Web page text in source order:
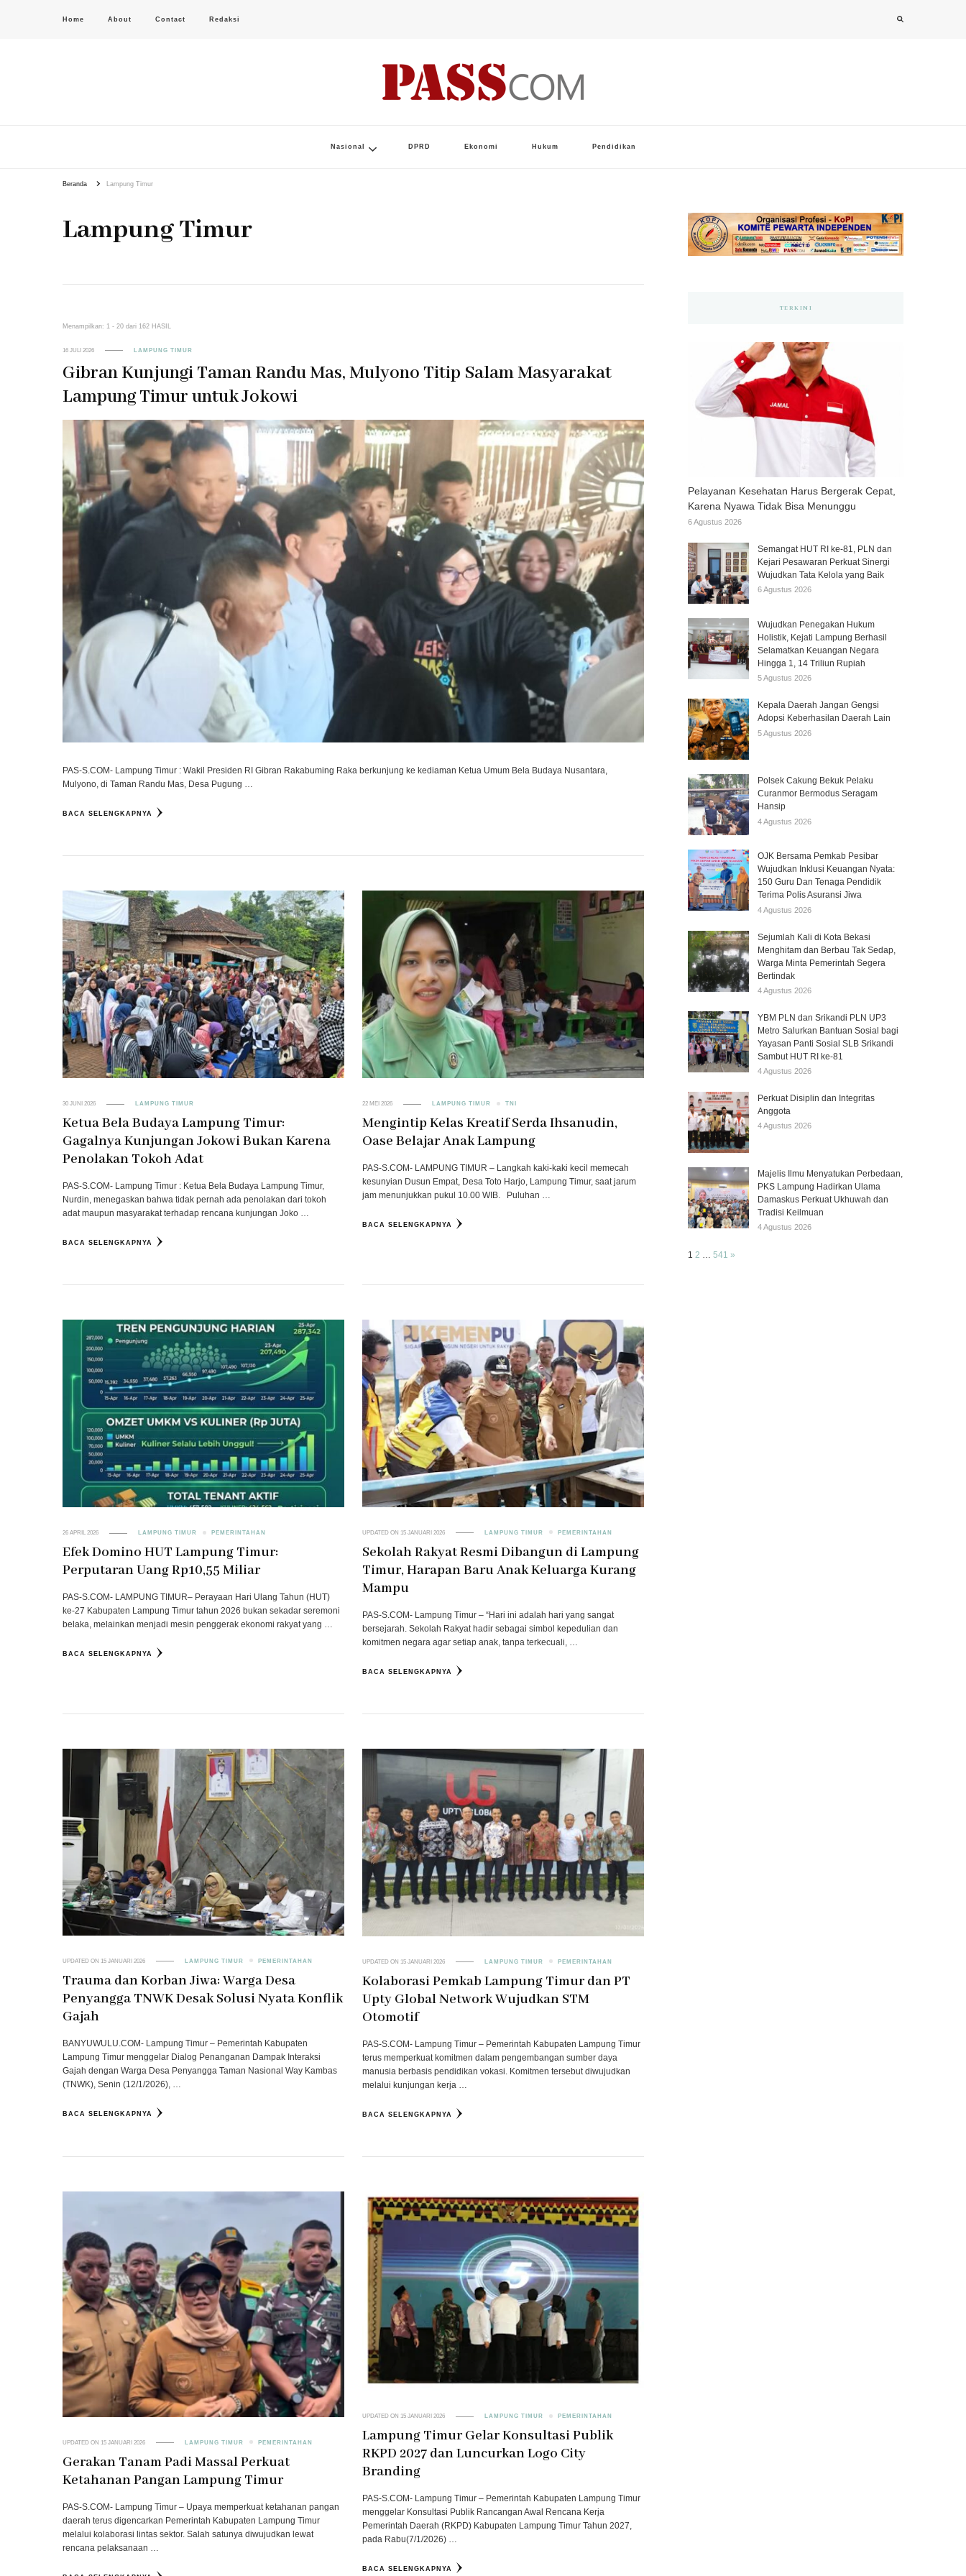
Home About Contact Redaksi
Nasional DPRD Ekonomi Hukum Pendidikan
Beranda Lampung Timur
Lampung Timur
Menampilkan: 1 - 20 dari 162 HASIL
16 JULI 2026 LAMPUNG TIMUR
Gibran Kunjungi Taman Randu Mas, Mulyono Titip Salam Masyarakat
Lampung Timur untuk Jokowi
PAS-S.COM- Lampung Timur : Wakil Presiden RI Gibran Rakabuming Raka berkunjung ke kediaman Ketua Umum Bela Budaya Nusantara,
Mulyono, di Taman Randu Mas, Desa Pugung …
BACA SELENGKAPNYA
30 JUNI 2026 LAMPUNG TIMUR
Ketua Bela Budaya Lampung Timur:
Gagalnya Kunjungan Jokowi Bukan Karena
Penolakan Tokoh Adat
PAS-S.COM- Lampung Timur : Ketua Bela Budaya Lampung Timur,
Nurdin, menegaskan bahwa tidak pernah ada penolakan dari tokoh
adat maupun masyarakat terhadap rencana kunjungan Joko …
BACA SELENGKAPNYA
22 MEI 2026 LAMPUNG TIMUR TNI
Mengintip Kelas Kreatif Serda Ihsanudin,
Oase Belajar Anak Lampung
PAS-S.COM- LAMPUNG TIMUR – Langkah kaki-kaki kecil memecah
kesunyian Dusun Empat, Desa Toto Harjo, Lampung Timur, saat jarum
jam menunjukkan pukul 10.00 WIB. Puluhan …
BACA SELENGKAPNYA
26 APRIL 2026 LAMPUNG TIMUR PEMERINTAHAN
Efek Domino HUT Lampung Timur:
Perputaran Uang Rp10,55 Miliar
PAS-S.COM- LAMPUNG TIMUR– Perayaan Hari Ulang Tahun (HUT)
ke-27 Kabupaten Lampung Timur tahun 2026 bukan sekadar seremoni
belaka, melainkan menjadi mesin penggerak ekonomi rakyat yang …
BACA SELENGKAPNYA
UPDATED ON 15 JANUARI 2026 LAMPUNG TIMUR PEMERINTAHAN
Sekolah Rakyat Resmi Dibangun di Lampung
Timur, Harapan Baru Anak Keluarga Kurang
Mampu
PAS-S.COM- Lampung Timur – “Hari ini adalah hari yang sangat
bersejarah. Sekolah Rakyat hadir sebagai simbol kepedulian dan
komitmen negara agar setiap anak, tanpa terkecuali, …
BACA SELENGKAPNYA
UPDATED ON15 JANUARI 2026 LAMPUNG TIMUR PEMERINTAHAN
Trauma dan Korban Jiwa: Warga Desa
Penyangga TNWK Desak Solusi Nyata Konflik
Gajah
BANYUWULU.COM- Lampung Timur – Pemerintah Kabupaten
Lampung Timur menggelar Dialog Penanganan Dampak Interaksi
Gajah dengan Warga Desa Penyangga Taman Nasional Way Kambas
(TNWK), Senin (12/1/2026), …
BACA SELENGKAPNYA
UPDATED ON 15 JANUARI 2026 LAMPUNG TIMUR PEMERINTAHAN
Kolaborasi Pemkab Lampung Timur dan PT
Upty Global Network Wujudkan STM
Otomotif
PAS-S.COM- Lampung Timur – Pemerintah Kabupaten Lampung Timur
terus memperkuat komitmen dalam pengembangan sumber daya
manusia berbasis pendidikan vokasi. Komitmen tersebut diwujudkan
melalui kunjungan kerja …
BACA SELENGKAPNYA
UPDATED ON 15 JANUARI 2026 LAMPUNG TIMUR PEMERINTAHAN
Gerakan Tanam Padi Massal Perkuat
Ketahanan Pangan Lampung Timur
PAS-S.COM- Lampung Timur – Upaya memperkuat ketahanan pangan
daerah terus digencarkan Pemerintah Kabupaten Lampung Timur
melalui kolaborasi lintas sektor. Salah satunya diwujudkan lewat
rencana pelaksanaan …
UPDATED ON 15 JANUARI 2026 LAMPUNG TIMUR PEMERINTAHAN
Lampung Timur Gelar Konsultasi Publik
RKPD 2027 dan Luncurkan Logo City
Branding
PAS-S.COM- Lampung Timur – Pemerintah Kabupaten Lampung Timur
menggelar Konsultasi Publik Rancangan Awal Rencana Kerja
Pemerintah Daerah (RKPD) Kabupaten Lampung Timur Tahun 2027,
pada Rabu(7/1/2026) …
BACA SELENGKAPNYA
TERKINI
Pelayanan Kesehatan Harus Bergerak Cepat,
Karena Nyawa Tidak Bisa Menunggu
6 Agustus 2026
Semangat HUT RI ke-81, PLN dan
Kejari Pesawaran Perkuat Sinergi
Wujudkan Tata Kelola yang Baik
6 Agustus 2026
Wujudkan Penegakan Hukum
Holistik, Kejati Lampung Berhasil
Selamatkan Keuangan Negara
Hingga 1, 14 Triliun Rupiah
5 Agustus 2026
Kepala Daerah Jangan Gengsi
Adopsi Keberhasilan Daerah Lain
5 Agustus 2026
Polsek Cakung Bekuk Pelaku
Curanmor Bermodus Seragam
Hansip
4 Agustus 2026
OJK Bersama Pemkab Pesibar
Wujudkan Inklusi Keuangan Nyata:
150 Guru Dan Tenaga Pendidik
Terima Polis Asuransi Jiwa
4 Agustus 2026
Sejumlah Kali di Kota Bekasi
Menghitam dan Berbau Tak Sedap,
Warga Minta Pemerintah Segera
Bertindak
4 Agustus 2026
YBM PLN dan Srikandi PLN UP3
Metro Salurkan Bantuan Sosial bagi
Yayasan Panti Sosial SLB Srikandi
Sambut HUT RI ke-81
4 Agustus 2026
Perkuat Disiplin dan Integritas
Anggota
4 Agustus 2026
Majelis Ilmu Menyatukan Perbedaan,
PKS Lampung Hadirkan Ulama
Damaskus Perkuat Ukhuwah dan
Tradisi Keilmuan
4 Agustus 2026
Page:
1 2 … 541 Next
»